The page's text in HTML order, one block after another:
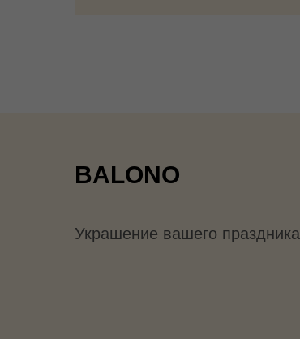
BALONO
Украшение вашего праздника